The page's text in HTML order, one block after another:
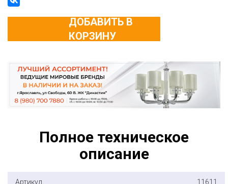
ДОБАВИТЬ В
КОРЗИНУ
Полное техническое
описание
Артикул 11611